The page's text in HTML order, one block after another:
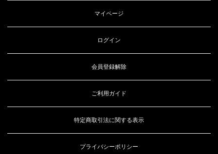
マイページ
ログイン
会員登録解除
ご利用ガイド
特定商取引法に関する表示
プライバシーポリシー